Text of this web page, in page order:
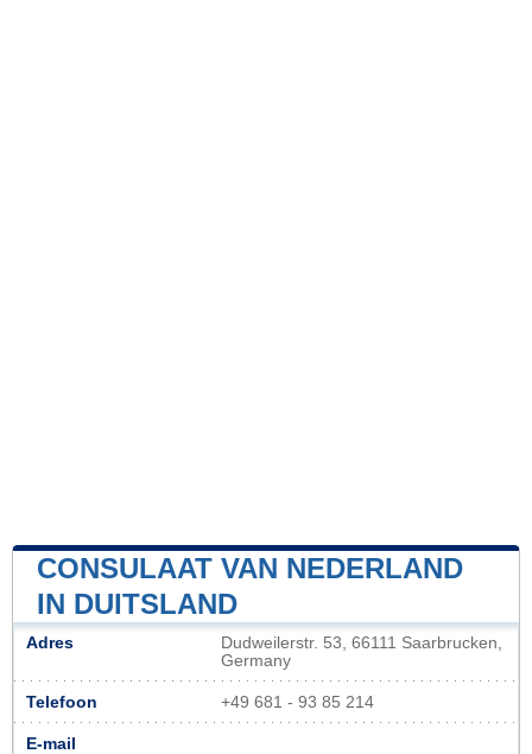
CONSULAAT VAN NEDERLAND
IN DUITSLAND
Adres
Dudweilerstr. 53, 66111 Saarbrucken,
Germany
Telefoon +49 681 - 93 85 214
E-mail